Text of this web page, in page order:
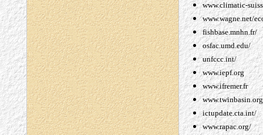
www.climatic-
www.wagne.net/
fishbase.mnhn.fr/
osfac.umd.edu/
unfccc.int/
www.iepf.org
www.ifremer.fr
www.twinbasin.org
ictupdate.cta.int/
www.rapac.org/